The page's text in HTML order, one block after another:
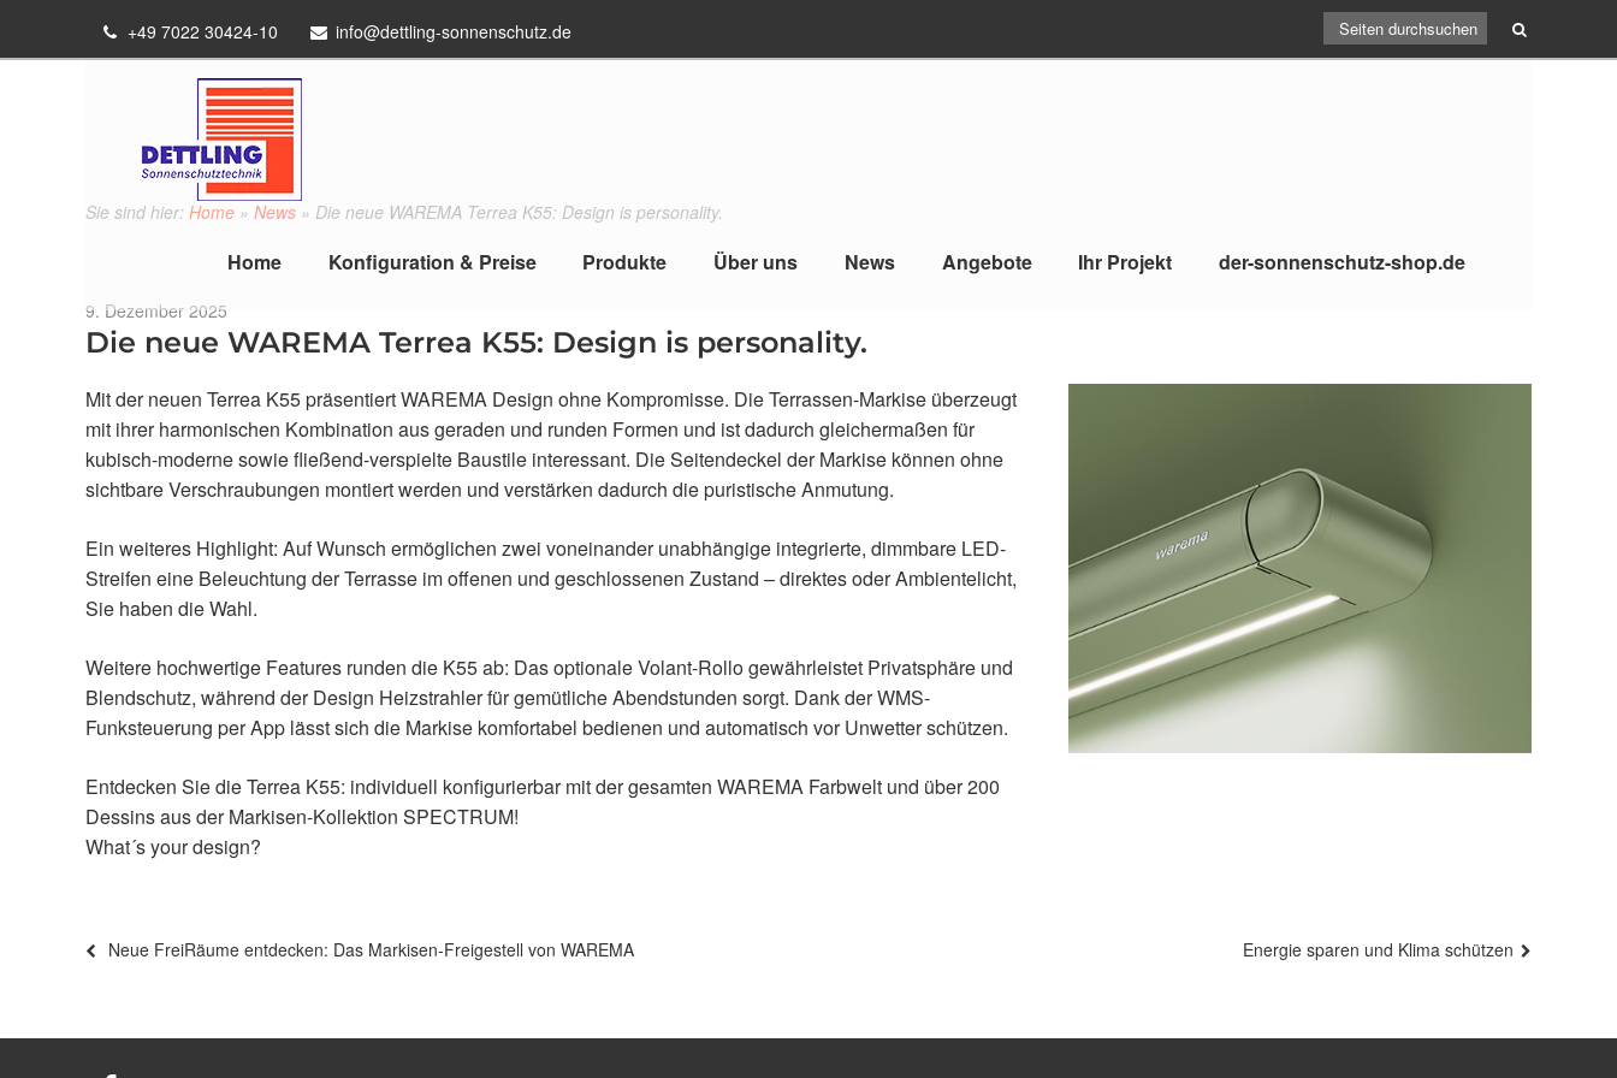
+49 7022 30424-10 info@dettling-sonnenschutz.de
Home Konfiguration & Preise Produkte Über uns News Angebote Ihr Projekt der-sonnenschutz-shop.de
Sie sind hier: Home » News » Die neue WAREMA Terrea K55: Design is personality.
Veröffentlicht
am
9. Dezember 2025
Die neue WAREMA Terrea K55: Design is personality.
Mit der neuen Terrea K55 präsentiert WAREMA Design ohne Kompromisse. Die Terrassen-Markise überzeugt
mit ihrer harmonischen Kombination aus geraden und runden Formen und ist dadurch gleichermaßen für
kubisch-moderne sowie fließend-verspielte Baustile interessant. Die Seitendeckel der Markise können ohne
sichtbare Verschraubungen montiert werden und verstärken dadurch die puristische Anmutung.
Ein weiteres Highlight: Auf Wunsch ermöglichen zwei voneinander unabhängige integrierte, dimmbare LED-
Streifen eine Beleuchtung der Terrasse im offenen und geschlossenen Zustand – direktes oder Ambientelicht,
Sie haben die Wahl.
Weitere hochwertige Features runden die K55 ab: Das optionale Volant-Rollo gewährleistet Privatsphäre und
Blendschutz, während der Design Heizstrahler für gemütliche Abendstunden sorgt. Dank der WMS-
Funksteuerung per App lässt sich die Markise komfortabel bedienen und automatisch vor Unwetter schützen.
Entdecken Sie die Terrea K55: individuell konfigurierbar mit der gesamten WAREMA Farbwelt und über 200
Dessins aus der Markisen-Kollektion SPECTRUM!
What´s your design?
Beitragsnavigation
Vorheriger
Neue FreiRäume entdecken: Das Markisen-Freigestell von WAREMA
Nächster
Energie sparen und Klima schützen